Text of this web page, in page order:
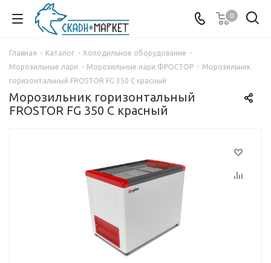
0
Главная - Каталог - Холодильное оборудование -
Морозильные лари - Морозильные лари ФРОСТОР - Морозильник
горизонтальный FROSTOR FG 350 С красный
Морозильник горизонтальный
FROSTOR FG 350 С красный